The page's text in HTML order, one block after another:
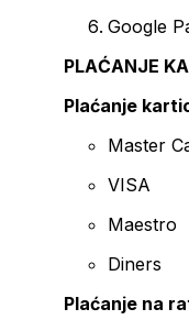
Google
PLAĆANJE
Plaćanje
Master
VISA
Maestro
Diners
Plaćanje na